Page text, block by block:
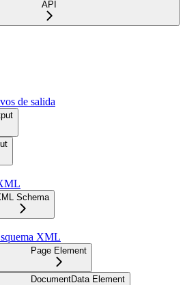
API
de salida
Schema
XML
Page Element
DocumentData Element